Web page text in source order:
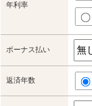
年利率
ボーナス払い
返済年数